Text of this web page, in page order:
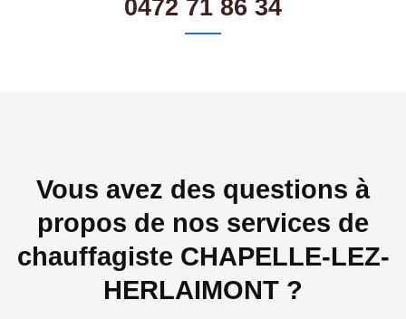
0472 71 86 34
Vous avez des questions à
propos de nos services de
chauffagiste CHAPELLE-LEZ-
HERLAIMONT ?